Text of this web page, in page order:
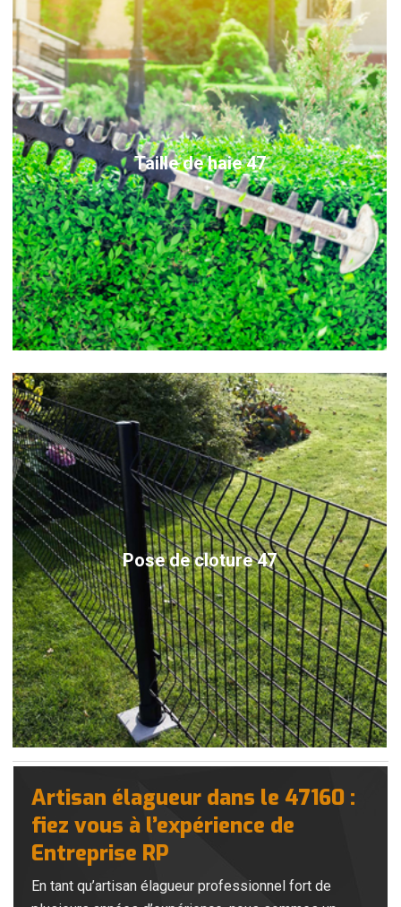
Taille de haie 47
Pose de cloture 47
Artisan élagueur dans le 47160 :
fiez vous à l’expérience de
Entreprise RP
En tant qu’artisan élagueur professionnel fort de